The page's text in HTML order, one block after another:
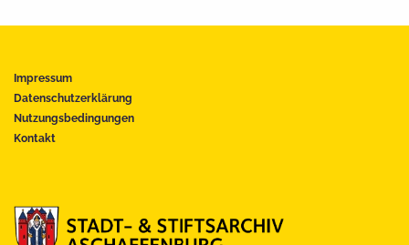
Impressum
Datenschutzerklärung
Nutzungsbedingungen
Kontakt